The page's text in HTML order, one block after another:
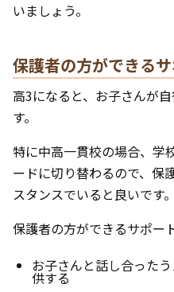
いましょう。
保護者の方ができる
高3になると、お子さんが
す。
特に中高一貫校の場合、学
ードに切り替わるので、保
スタンスでいると良いです。
保護者の方ができるサポー
お子さんと話し合った
供する